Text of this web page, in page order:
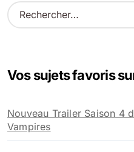
R
e
r
e
r
Vos sujets favoris
Nouveau Trailer Saison 4
Vampires